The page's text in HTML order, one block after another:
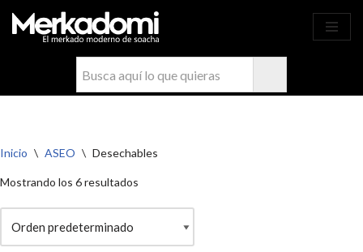
Saltar
Inicio \ ASEO \ Desechables
Mostrando los 6 resultados
Ahora compra fácil y rápido por
WhatsApp en Soacha